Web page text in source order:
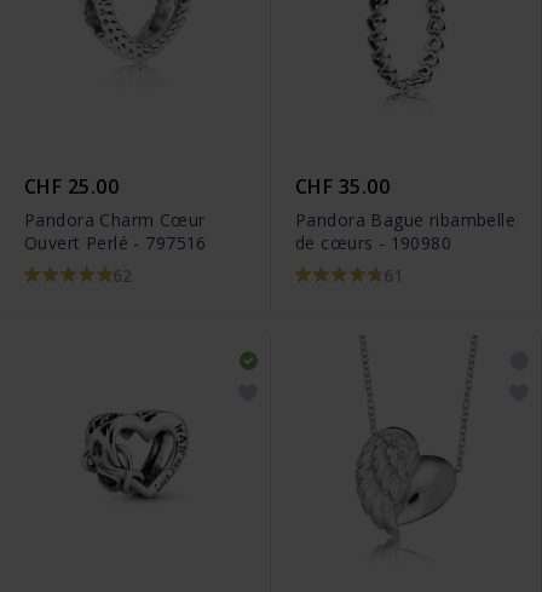
CHF 25.00
Pandora Charm Cœur
Ouvert Perlé - 797516
62
CHF 35.00
Pandora Bague ribambelle
de cœurs - 190980
61